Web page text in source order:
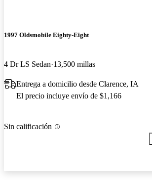
1997 Oldsmobile Eighty-Eight
4 Dr LS Sedan 13,500 millas
Entrega a domicilio desde Clarence, IA
El precio incluye envío de $1,166
Sin calificación